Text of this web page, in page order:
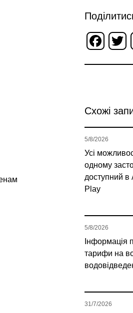
Схожі
Усі
одному
доступний в
Play
5/8/2026
Інформація
тарифи на
5/8/2026
31/7/2026